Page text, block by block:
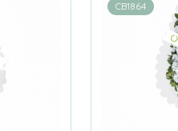
CB1864